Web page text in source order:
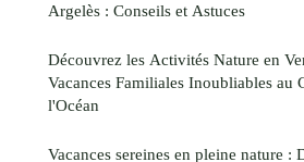
Argelès : Conseils et Astuces
Découvrez les Activités Nature en
Vacances Familiales Inoubliables au
l'Océan
Vacances sereines en pleine nature :